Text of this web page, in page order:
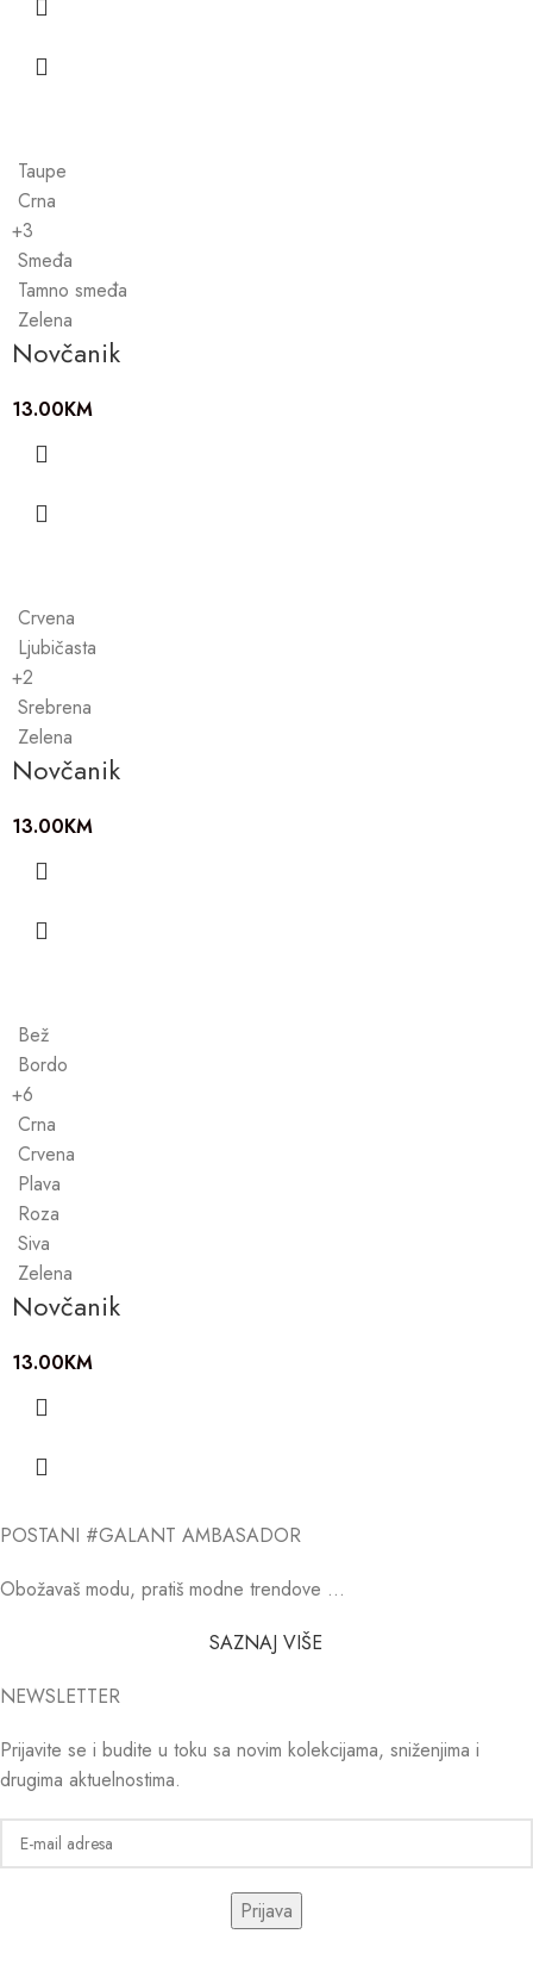
Taupe
Crna
+3
Smeđa
Tamno smeđa
Zelena
Novčanik
13.00KM
Crvena
Ljubičasta
+2
Srebrena
Zelena
Novčanik
13.00KM
Bež
Bordo
+6
Crna
Crvena
Plava
Roza
Siva
Zelena
Novčanik
13.00KM
POSTANI #GALANT AMBASADOR
Obožavaš modu, pratiš modne trendove …
SAZNAJ VIŠE
NEWSLETTER
Prijavite se i budite u toku sa novim kolekcijama, sniženjima i
drugima aktuelnostima.